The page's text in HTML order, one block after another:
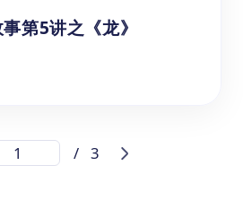
第5讲之《龙》
事第5讲之《龙》
视频课资源，可以帮助年龄
/ 3